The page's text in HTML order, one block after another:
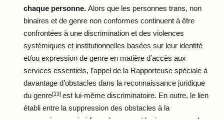
chaque personne.Alors que les personnes trans, non
binaires et de genre non conformes continuent à être
confrontées à une discrimination et des violences
systémiques et institutionnelles basées sur leur identité
et/ou expression de genre en matière d’accès aux
services essentiels, l’appel de la Rapporteuse spéciale à
davantage d’obstacles dans la reconnaissance juridique
du genre[13] est lui-même discriminatoire. En outre, le lien
établi entre la suppression des obstacles à la